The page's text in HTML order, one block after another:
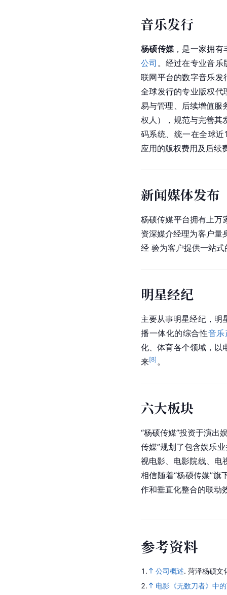
音乐发行
杨硕传媒 ，是一家拥
公司 。经过在专业音
联网平台的数字音乐发
全球发行的专业版权代
易与管理、后续增值服
权人），规范与完善其
码系统、统一在全球
应用的版权费用及后续
新闻媒体发布
杨硕传媒平台拥有上万
资深媒介经理为客户量
经 验为客户提供一站
明星经纪
主要从事明星经纪，明
播一体化的综合性音乐
化、体育各个领域，以
来[8] 。
六大板块
“杨硕传媒”投资于演出
传媒”规划了包含娱乐
视电影、电影院线、电
相信随着“杨硕传媒”
作和垂直化整合的联动
参考资料
1. 公司概述. 菏泽杨硕文
2.
电影《无数刀者》中